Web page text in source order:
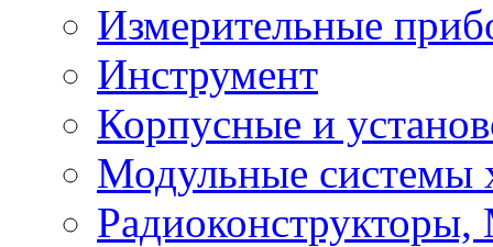
Измерительные
Инструмент
Корпусные и
Модульные системы